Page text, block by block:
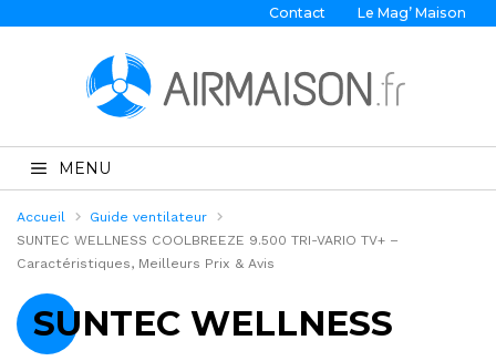
Contact Le Mag’ Maison
MENU
Accueil
Guide ventilateur
SUNTEC WELLNESS COOLBREEZE 9.500 TRI-VARIO TV+ –
Caractéristiques, Meilleurs Prix & Avis
SUNTEC WELLNESS